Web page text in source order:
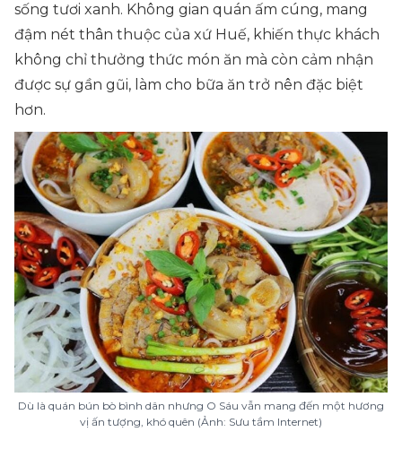
sống tươi xanh. Không gian quán ấm cúng, mang
đậm nét thân thuộc của xứ Huế, khiến thực khách
không chỉ thưởng thức món ăn mà còn cảm nhận
được sự gần gũi, làm cho bữa ăn trở nên đặc biệt
hơn.
Dù là quán bún bò bình dân nhưng O Sáu vẫn mang đến một hương
vị ấn tượng, khó quên (Ảnh: Sưu tầm Internet)